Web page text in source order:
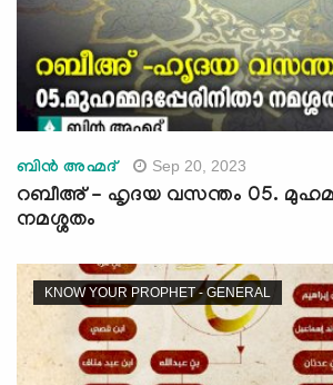
ബിന്‍ അഹ്മദ് Sep 20, 2023
റബീഅ് - ഹൃദയ വസന്തം 05.
നമശ്ശതം
KNOW YOUR PROPHET - GENERAL